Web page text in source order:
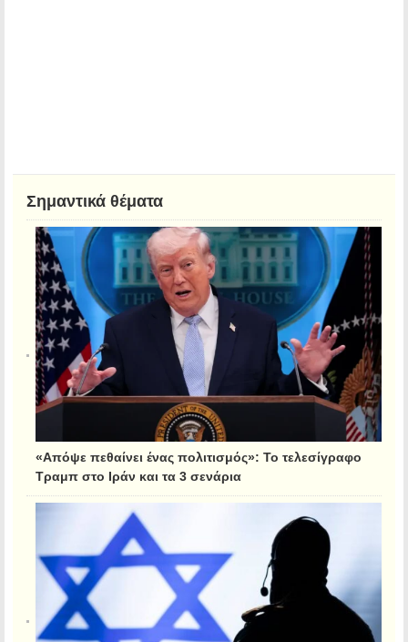
Σημαντικά θέματα
«Απόψε πεθαίνει ένας πολιτισμός»: Το τελεσίγραφο
Τραμπ στο Ιράν και τα 3 σενάρια